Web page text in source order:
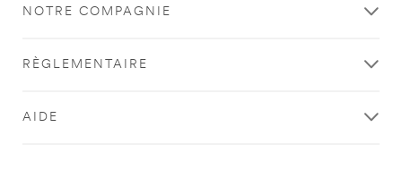
NOTRE COMPAGNIE
RÈGLEMENTAIRE
AIDE